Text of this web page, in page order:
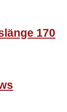
170